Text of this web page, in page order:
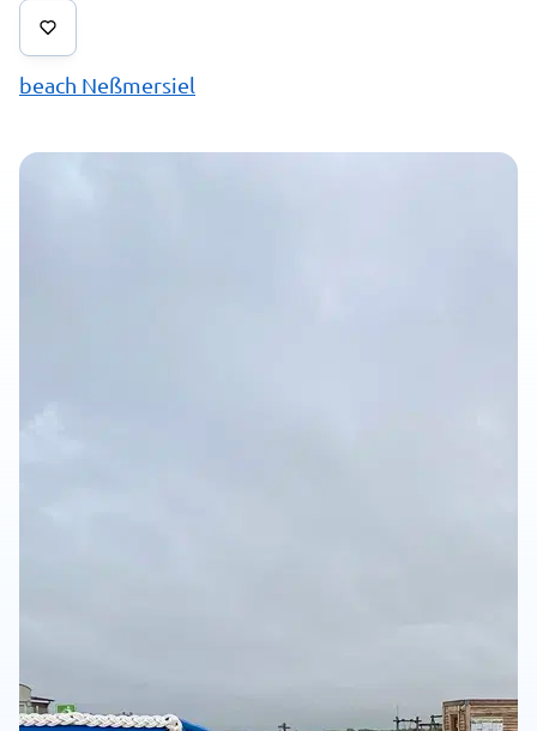
beach Neßmersiel